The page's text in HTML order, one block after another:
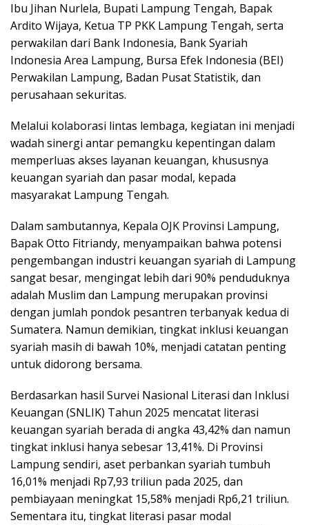
Ibu Jihan Nurlela, Bupati Lampung Tengah, Bapak
Ardito Wijaya, Ketua TP PKK Lampung Tengah, serta
perwakilan dari Bank Indonesia, Bank Syariah
Indonesia Area Lampung, Bursa Efek Indonesia (BEI)
Perwakilan Lampung, Badan Pusat Statistik, dan
perusahaan sekuritas.
Melalui kolaborasi lintas lembaga, kegiatan ini menjadi
wadah sinergi antar pemangku kepentingan dalam
memperluas akses layanan keuangan, khususnya
keuangan syariah dan pasar modal, kepada
masyarakat Lampung Tengah.
Dalam sambutannya, Kepala OJK Provinsi Lampung,
Bapak Otto Fitriandy, menyampaikan bahwa potensi
pengembangan industri keuangan syariah di Lampung
sangat besar, mengingat lebih dari 90% penduduknya
adalah Muslim dan Lampung merupakan provinsi
dengan jumlah pondok pesantren terbanyak kedua di
Sumatera. Namun demikian, tingkat inklusi keuangan
syariah masih di bawah 10%, menjadi catatan penting
untuk didorong bersama.
Berdasarkan hasil Survei Nasional Literasi dan Inklusi
Keuangan (SNLIK) Tahun 2025 mencatat literasi
keuangan syariah berada di angka 43,42% dan namun
tingkat inklusi hanya sebesar 13,41%. Di Provinsi
Lampung sendiri, aset perbankan syariah tumbuh
16,01% menjadi Rp7,93 triliun pada 2025, dan
pembiayaan meningkat 15,58% menjadi Rp6,21 triliun.
Sementara itu, tingkat literasi pasar modal